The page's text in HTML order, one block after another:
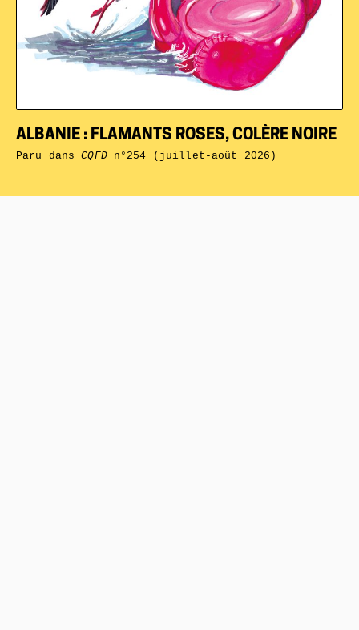
ALBANIE : FLAMANTS ROSES, COLÈRE NOIRE
Paru dansCQFDn°254 (juillet-août 2026)